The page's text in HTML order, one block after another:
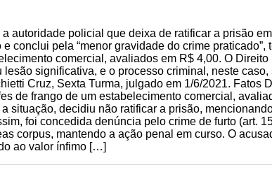
autoridade policial que deixa de ratificar a prisão
e conclui pela “menor gravidade do crime
comercial, avaliados em R$ 4,00. O
significativa, e o processo criminal, neste
Cruz, Sexta Turma, julgado em 1/6/2021. Fatos
de frango de um estabelecimento comercial,
situação, decidiu não ratificar a prisão,
foi concedida denúncia pelo crime de furto (art.
corpus, mantendo a ação penal em curso. O
ao valor ínfimo […]